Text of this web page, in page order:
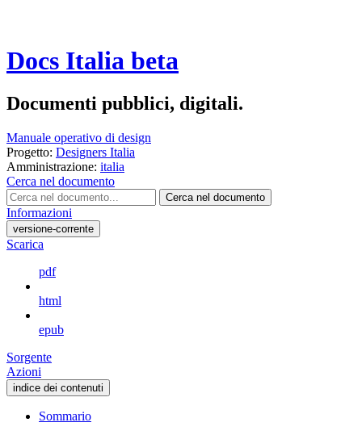
Docs Italia beta
Documenti pubblici, digitali.
Manuale operativo di design
Progetto: Designers Italia
Amministrazione: italia
Cerca nel documento
Cerca nel documento
Informazioni
versione-corrente
Scarica
pdf
html
epub
Sorgente
Azioni
indice dei contenuti
Sommario